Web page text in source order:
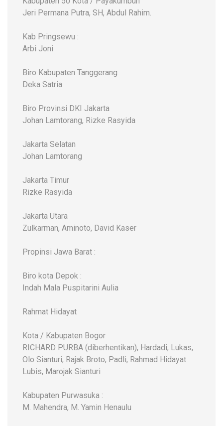
Jeri Permana Putra, SH, Abdul Rahim.
Kab Pringsewu :
Arbi Joni
Biro Kabupaten Tanggerang
Deka Satria
Biro Provinsi DKI Jakarta
Johan Lamtorang, Rizke Rasyida
Jakarta Selatan
Johan Lamtorang
Jakarta Timur
Rizke Rasyida
Jakarta Utara
Zulkarman, Aminoto, David Kaser
Propinsi Jawa Barat :
Biro kota Depok :
Indah Mala Puspitarini Aulia
Rahmat Hidayat
Kota / Kabupaten Bogor
RICHARD PURBA (diberhentikan), Hardadi, Lukas,
Olo Sianturi, Rajak Broto, Padli, Rahmad Hidayat
Lubis, Marojak Sianturi
Kabupaten Purwasuka :
M. Mahendra, M. Yamin Henaulu